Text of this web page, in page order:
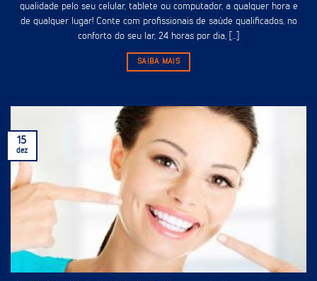
qualidade pelo seu celular, tablete ou computador, a qualquer hora e
de qualquer lugar! Conte com profissionais de saúde qualificados, no
conforto do seu lar, 24 horas por dia, [...]
SAIBA MAIS
15
dez